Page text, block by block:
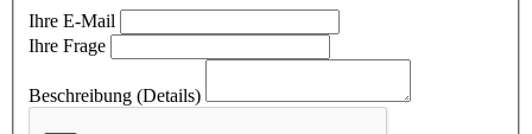
Ihre E-Mail
Ihre Frage
Beschreibung (Details)